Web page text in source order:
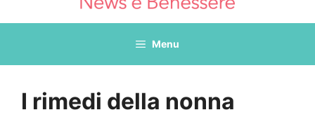
Menu
I rimedi della nonna